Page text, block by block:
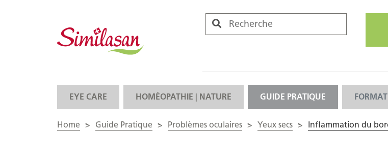
EYE CARE HOMÉOPATHIE | NATURE GUIDE PRATIQUE
Home > Guide Pratique > Problèmes oculaires > Yeux secs > Inflammation du